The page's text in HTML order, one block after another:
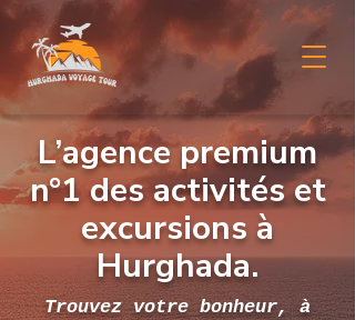
L’agence premium
n°1 des activités et
excursions à
Hurghada.
Trouvez votre bonheur, à